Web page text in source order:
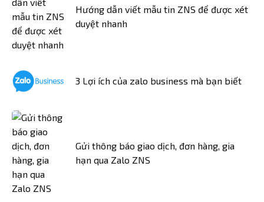
Hướng dẫn viết mẫu tin ZNS để được xét
duyệt nhanh
3 Lợi ích của zalo business mà bạn biết
Gửi thông báo giao dịch, đơn hàng, gia
hạn qua Zalo ZNS